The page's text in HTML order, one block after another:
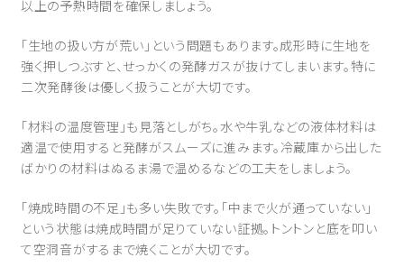
以上の予熱時間を確保しましょう。
「生地の扱い方が荒い」という問題もあります。成形時に生地を
強く押しつぶすと、せっかくの発酵ガスが抜けてしまいます。特に
二次発酵後は優しく扱うことが大切です。
「材料の温度管理」も見落としがち。水や牛乳などの液体材料は
適温で使用すると発酵がスムーズに進みます。冷蔵庫から出した
ばかりの材料はぬるま湯で温めるなどの工夫をしましょう。
「焼成時間の不足」も多い失敗です。「中まで火が通っていない」
という状態は焼成時間が足りていない証拠。トントンと底を叩い
て空洞音がするまで焼くことが大切です。